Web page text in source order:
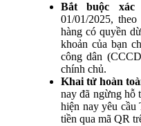
Bắt buộc
01/01/2025,
hàng có quyền
khoản của bạn
công dân
chính chủ.
Khai tử hoàn
nay đã ngừng hỗ
hiện nay yêu
tiền qua mã QR